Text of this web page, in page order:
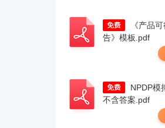
告》模板.pdf
不含答案.pdf